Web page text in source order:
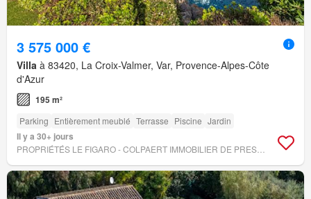
3 575 000 €
Villa à 83420, La Croix-Valmer, Var, Provence-Alpes-Côte
d'Azur
195 m²
Parking Entièrement meublé Terrasse Piscine Jardin
Il y a 30+ jours